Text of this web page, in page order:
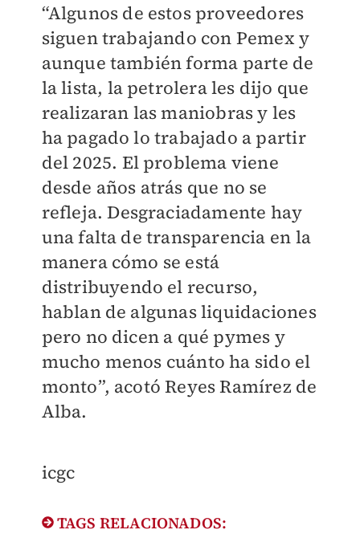
“Algunos de estos proveedores
siguen trabajando con Pemex y
aunque también forma parte de
la lista, la petrolera les dijo que
realizaran las maniobras y les
ha pagado lo trabajado a partir
del 2025. El problema viene
desde años atrás que no se
refleja. Desgraciadamente hay
una falta de transparencia en la
manera cómo se está
distribuyendo el recurso,
hablan de algunas liquidaciones
pero no dicen a qué pymes y
mucho menos cuánto ha sido el
monto”, acotó Reyes Ramírez de
Alba.
icgc
TAGS RELACIONADOS: